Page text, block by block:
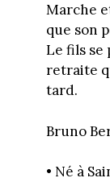
Marche
que son
Le fils se
retraite
tard.
Bruno
• Né à